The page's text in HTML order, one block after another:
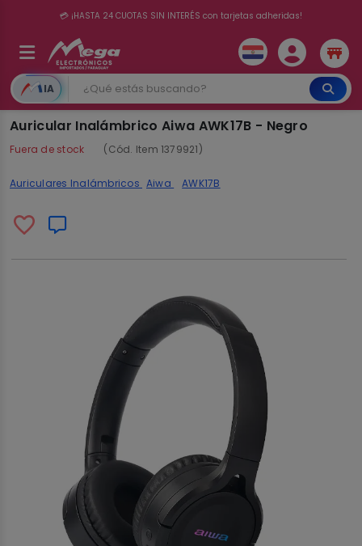
💳 ¡HASTA 24 CUOTAS SIN INTERÉS con tarjetas adheridas!
IA
Auricular Inalámbrico Aiwa AWK17B - Negro
Fuera de stock (Cód. Item 1379921)
Auriculares Inalámbricos Aiwa AWK17B